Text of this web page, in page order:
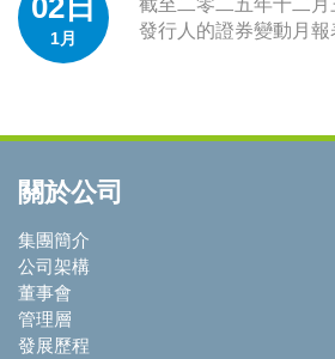
1月
發行人的證券變動月報
關於公司
集團簡介
公司架構
董事會
管理層
發展歷程